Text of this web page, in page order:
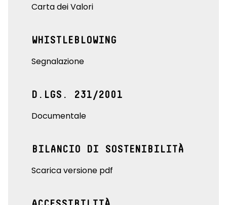
Carta dei Valori
WHISTLEBLOWING
Segnalazione
D.LGS. 231/2001
Documentale
BILANCIO DI SOSTENIBILITÀ
Scarica versione pdf